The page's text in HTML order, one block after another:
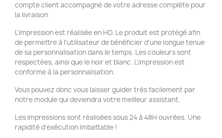
compte client accompagné de votre adresse complète pour
la livraison
L'impression est réalisée en HD. Le produit est protégé afin
de permettre à l'utilisateur de bénéficier d'une longue tenue
de sa personnalisation dans le temps. Les couleurs sont
respectées, ainsi que le noir et blanc. L'impression est
conforme à la personnalisation.
Vous pouvez donc vous laisser guider très facilement par
notre module qui deviendra votre meilleur assistant.
Les impressions sont réalisées sous 24 à 48H ouvrées. Une
rapidité d'exécution imbattable !